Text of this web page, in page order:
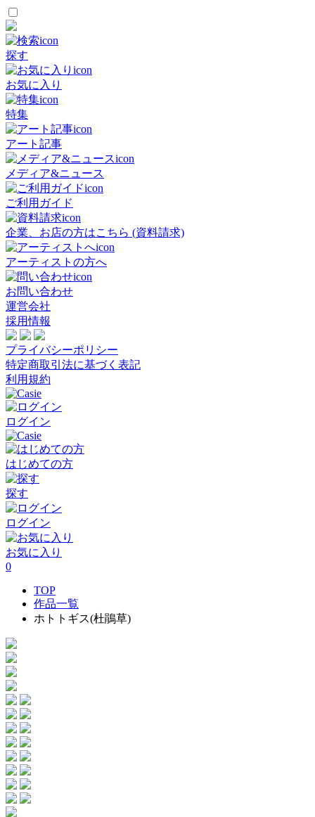
探す
お気に入り
特集
アート記事
メディア&ニュース
ご利用ガイド
企業、お店の方はこちら (資料請求)
アーティストの方へ
お問い合わせ
運営会社
採用情報
プライバシーポリシー
特定商取引法に基づく表記
利用規約
ログイン
はじめての方
探す
ログイン
お気に入り
0
TOP
作品一覧
ホトトギス(杜鵑草)